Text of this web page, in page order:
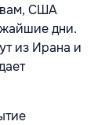
США
дни.
из Ирана и